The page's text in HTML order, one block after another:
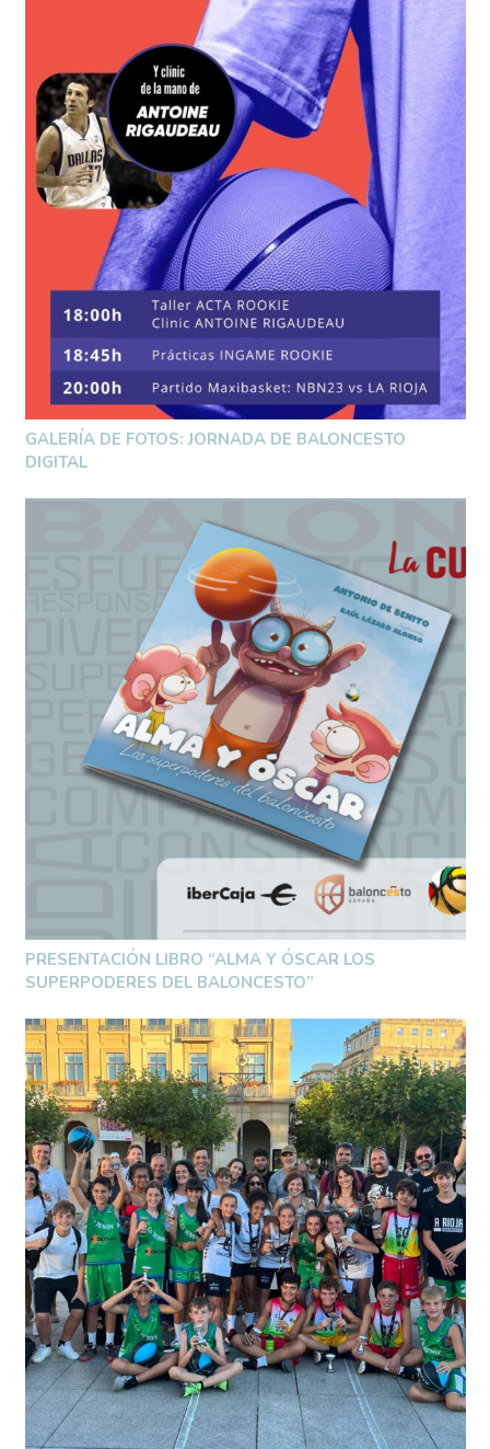
GALERÍA DE FOTOS: JORNADA DE BALONCESTO
DIGITAL
PRESENTACIÓN LIBRO “ALMA Y ÓSCAR LOS
SUPERPODERES DEL BALONCESTO”